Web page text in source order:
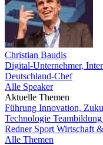
Christian Baudis
Digital-Unternehmer,
Deutschland-Chef
Alle Speaker
Aktuelle Themen
Führung Innovation,
Technologie
Redner Sport Wirtschaft
Alle Themen